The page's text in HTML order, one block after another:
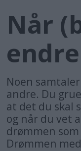
Når
Noen
andre. Du
at det du skal
og når du vet
drømmen
Drømmen